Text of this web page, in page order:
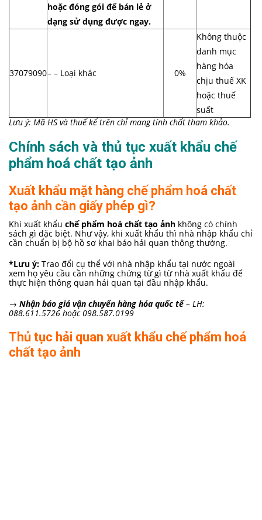
hoặc đóng gói để bán lẻ ở
dạng sử dụng được ngay.
37079090– – Loại khác 0%
Không thuộc
danh mục
hàng hóa
chịu thuế XK
hoặc thuế
suất
Lưu ý: Mã HS và thuế kể trên chỉ mang tính chất tham khảo.
Chính sách và thủ tục xuất khẩu chế
phẩm hoá chất tạo ảnh
Xuất khẩu mặt hàng chế phẩm hoá chất
tạo ảnh cần giấy phép gì?
Khi xuất khẩu chế phẩm hoá chất tạo ảnh không có chính
sách gì đặc biệt. Như vậy, khi xuất khẩu thì nhà nhập khẩu chỉ
cần chuẩn bị bộ hồ sơ khai báo hải quan thông thường.
*Lưu ý: Trao đổi cụ thể với nhà nhập khẩu tại nước ngoài
xem họ yêu cầu cần những chứng từ gì từ nhà xuất khẩu để
thực hiện thông quan hải quan tại đầu nhập khẩu.
→ Nhận báo giá vận chuyển hàng hóa quốc tế – LH:
088.611.5726 hoặc 098.587.0199
Thủ tục hải quan xuất khẩu chế phẩm hoá
chất tạo ảnh